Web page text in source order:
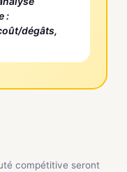
:
dégâts,
compétitive seront